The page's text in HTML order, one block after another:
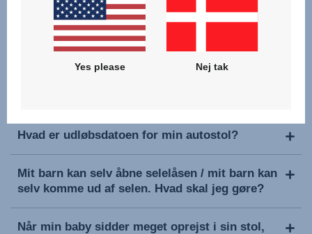
Hvilken garanti yder I på Britax-Rømer
produkter, og hvem skal jeg kontakte?
Hvad er udløbsdatoen for min autostol?
Mit barn kan selv åbne selelåsen / mit barn kan
selv komme ud af selen. Hvad skal jeg gøre?
Når min baby sidder meget oprejst i sin stol,
Yes please Nej tak